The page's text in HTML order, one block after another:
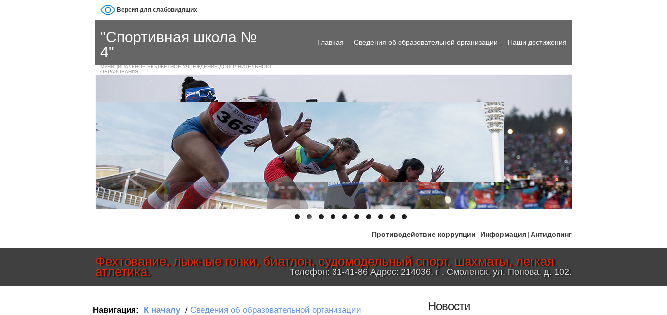
Версия для слабовидящих
"Спортивная школа №
4"
МУНИЦИПАЛЬНОЕ БЮДЖЕТНОЕ УЧРЕЖДЕНИЕ ДОПОЛНИТЕЛЬНОГО
ОБРАЗОВАНИЯ
Главная Сведения об образовательной организации Наши достижения
Противодействие коррупции Информация Антидопинг
Фехтование, лыжные гонки, биатлон, судомодельный спорт, шахматы, легкая
атлетика. Телефон: 31-41-86 Адрес: 214036, г . Смоленск, ул. Попова, д. 102.
Навигация: К началу / Сведения об образовательной организации Новости